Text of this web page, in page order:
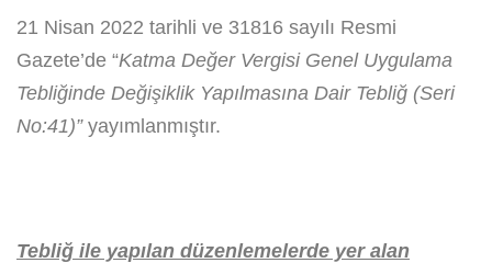
21 Nisan 2022 tarihli ve 31816 sayılı Resmi
Gazete’de “Katma Değer Vergisi Genel Uygulama
Tebliğinde Değişiklik Yapılmasına Dair Tebliğ (Seri
No:41)”yayımlanmıştır.
Tebliğ ile yapılan düzenlemelerde yer alan